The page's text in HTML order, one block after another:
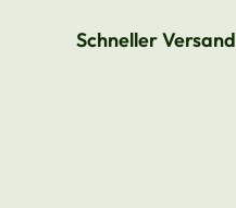
Schneller Versand